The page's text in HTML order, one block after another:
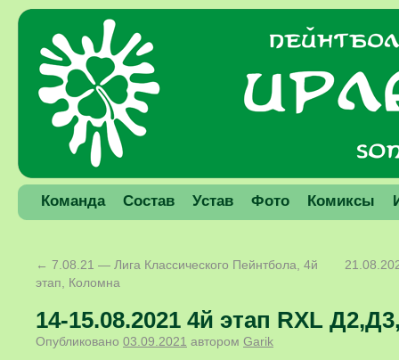
Команда Состав Устав Фото Комиксы
← 7.08.21 — Лига Классического Пейнтбола, 4й
этап, Коломна
14-15.08.2021 4й этап RXL
Опубликовано 03.09.2021 автором Garik